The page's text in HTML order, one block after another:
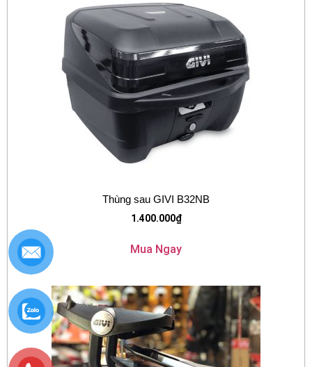
Thùng sau GIVI B32NB
1.400.000₫
Mua Ngay